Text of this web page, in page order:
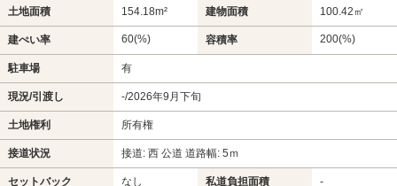
土地面積 154.18m² 建物面積 100.42㎡
建ぺい率 60(%) 容積率 200(%)
駐車場 有
現況/引渡し -/2026年9月下旬
土地権利 所有権
接道状況 接道: 西 公道 道路幅: 5ｍ
セットバック なし 私道負担面積 -